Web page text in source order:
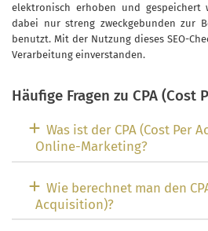
elektronisch erhoben und gespeichert
dabei nur streng zweckgebunden zur
benutzt. Mit der Nutzung dieses SEO-
Verarbeitung einverstanden.
Häufige Fragen zu CPA (Cost
Was ist der CPA (Cost Per
Online-Marketing?
Wie berechnet man den
Acquisition)?